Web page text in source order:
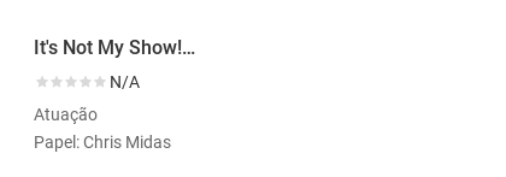
It's Not My Show! (the Craig Show)
N/A
Atuação
Papel: Chris Midas